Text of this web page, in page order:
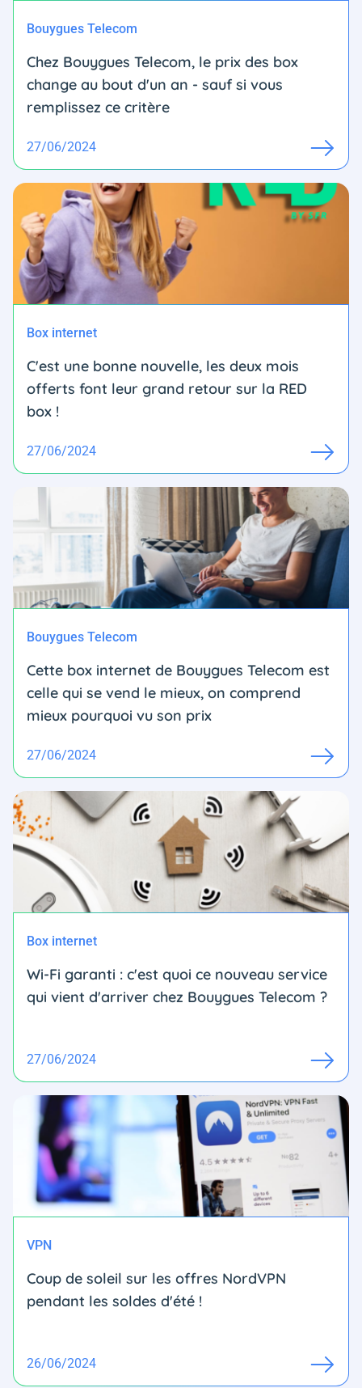
Bouygues Telecom
Chez Bouygues Telecom, le prix des box
change au bout d'un an - sauf si vous
remplissez ce critère
27/06/2024
Box internet
C'est une bonne nouvelle, les deux mois
offerts font leur grand retour sur la RED
box !
27/06/2024
Bouygues Telecom
Cette box internet de Bouygues Telecom est
celle qui se vend le mieux, on comprend
mieux pourquoi vu son prix
27/06/2024
Box internet
Wi-Fi garanti : c'est quoi ce nouveau service
qui vient d'arriver chez Bouygues Telecom ?
27/06/2024
VPN
Coup de soleil sur les offres NordVPN
pendant les soldes d'été !
26/06/2024